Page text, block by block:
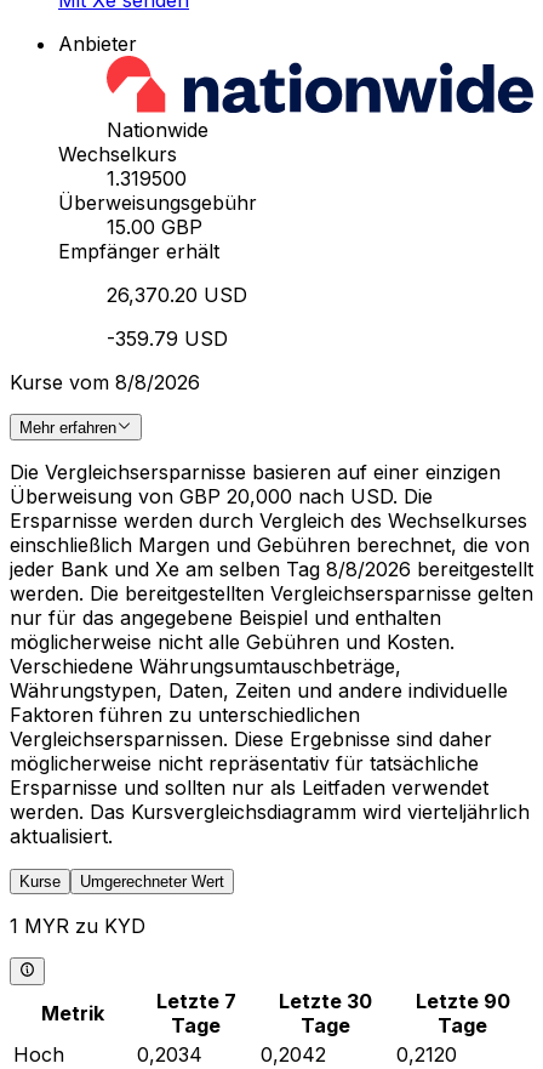
Anbieter
Nationwide
Wechselkurs
1.319500
Überweisungsgebühr
15.00 GBP
Empfänger erhält
26,370.20 USD
-359.79 USD
Kurse vom 8/8/2026
Mehr erfahren
Die Vergleichsersparnisse basieren auf einer einzigen
Überweisung von GBP 20,000 nach USD. Die
Ersparnisse werden durch Vergleich des Wechselkurses
einschließlich Margen und Gebühren berechnet, die von
jeder Bank und Xe am selben Tag 8/8/2026 bereitgestellt
werden. Die bereitgestellten Vergleichsersparnisse gelten
nur für das angegebene Beispiel und enthalten
möglicherweise nicht alle Gebühren und Kosten.
Verschiedene Währungsumtauschbeträge,
Währungstypen, Daten, Zeiten und andere individuelle
Faktoren führen zu unterschiedlichen
Vergleichsersparnissen. Diese Ergebnisse sind daher
möglicherweise nicht repräsentativ für tatsächliche
Ersparnisse und sollten nur als Leitfaden verwendet
werden. Das Kursvergleichsdiagramm wird vierteljährlich
aktualisiert.
Kurse Umgerechneter Wert
1 MYR zu KYD
Metrik
Letzte 7
Tage
Letzte 30
Tage
Letzte 90
Tage
Hoch
0,2034 0,2042
0,2120